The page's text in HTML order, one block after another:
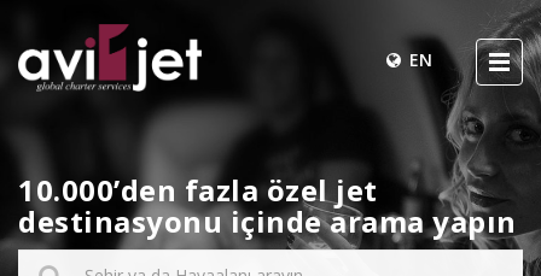
EN
10.000’den fazla özel jet
destinasyonu içinde arama yapın